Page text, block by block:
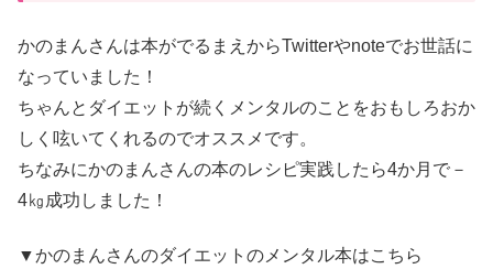
かのまんさんは本がでるまえからTwitterやnoteでお世話に
なっていました！
ちゃんとダイエットが続くメンタルのことをおもしろおか
しく呟いてくれるのでオススメです。
ちなみにかのまんさんの本のレシピ実践したら4か月で－
4㎏成功しました！
▼かのまんさんのダイエットのメンタル本はこちら